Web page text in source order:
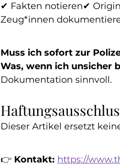
✔ Fakten notieren✔
Zeug*innen
Muss ich sofort zur
Was, wenn ich unsicher
Dokumentation sinnvoll.
Dieser Artikel ersetzt
👉 Kontakt: https://